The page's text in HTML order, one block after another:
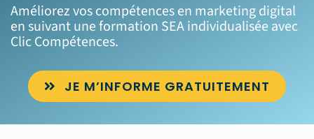
Améliorez vos compétences en marketing digital
en suivant une formation SEA individualisée avec
Clic Compétences.
JE M’INFORME GRATUITEMENT